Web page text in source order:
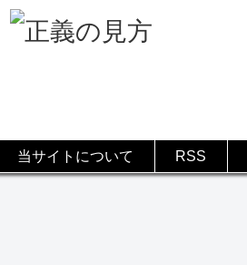
当サイトについて RSS